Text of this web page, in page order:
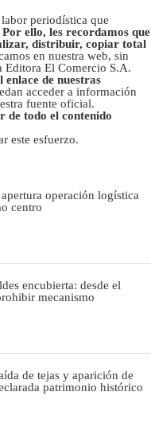
periodística que
Por ello, les recordamos que
distribuir, copiar total
en nuestra web, sin
Editora El Comercio S.A.
de nuestras
acceder a información
fuente oficial.
de todo el contenido
este esfuerzo.
operación logística
centro
encubierta: desde el
mecanismo
de tejas y aparición de
patrimonio histórico